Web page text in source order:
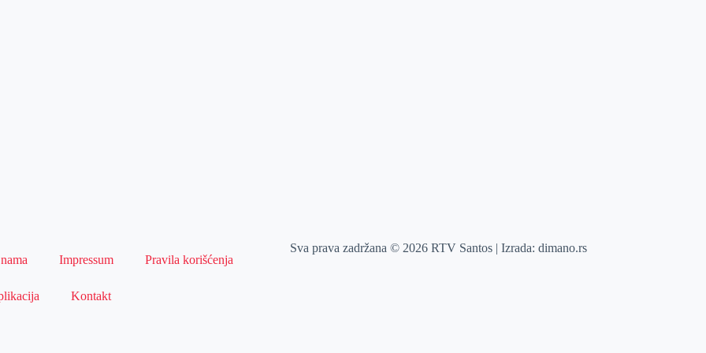
Impressum Pravila korišćenja
Kontakt
Sva prava zadržana © 2026 RTV Santos | Izrada:dimano.rs